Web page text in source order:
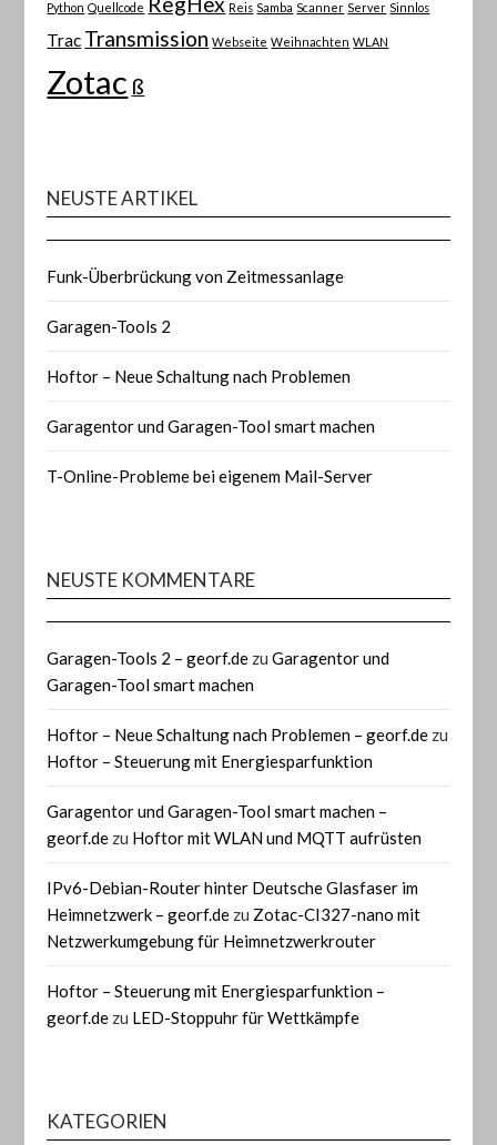
Python Quellcode Reis Samba Scanner Server Sinnlos
Trac Transmission Webseite Weihnachten WLAN
Zotac ß
NEUSTE ARTIKEL
Funk-Überbrückung von Zeitmessanlage
Garagen-Tools 2
Hoftor – Neue Schaltung nach Problemen
Garagentor und Garagen-Tool smart machen
T-Online-Probleme bei eigenem Mail-Server
NEUSTE KOMMENTARE
Garagen-Tools 2 – georf.de zuGaragentor und
Garagen-Tool smart machen
Hoftor – Neue Schaltung nach Problemen – georf.de zu
Hoftor – Steuerung mit Energiesparfunktion
Garagentor und Garagen-Tool smart machen –
georf.de zu Hoftor mit WLAN und MQTT aufrüsten
IPv6-Debian-Router hinter Deutsche Glasfaser im
Heimnetzwerk – georf.de zu Zotac-CI327-nano mit
Netzwerkumgebung für Heimnetzwerkrouter
Hoftor – Steuerung mit Energiesparfunktion –
georf.de zu LED-Stoppuhr für Wettkämpfe
KATEGORIEN